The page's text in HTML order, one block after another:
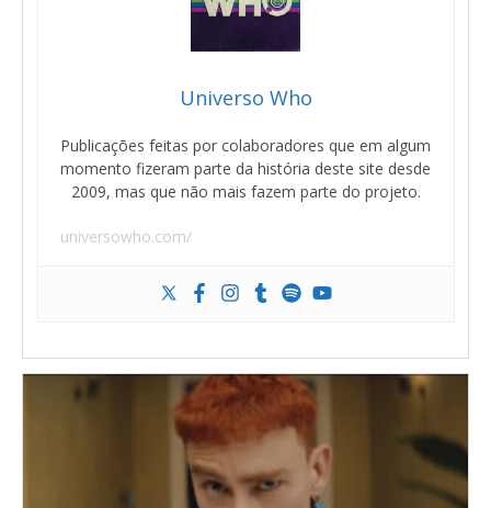
Universo Who
Publicações feitas por colaboradores que em algum
momento fizeram parte da história deste site desde
2009, mas que não mais fazem parte do projeto.
universowho.com/